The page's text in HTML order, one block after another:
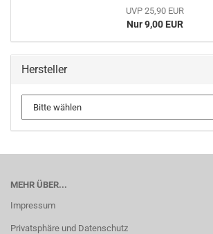
UVP 25,90 EUR
Nur 9,00 EUR
Hersteller
MEHR ÜBER...
Impressum
Privatsphäre und Datenschutz